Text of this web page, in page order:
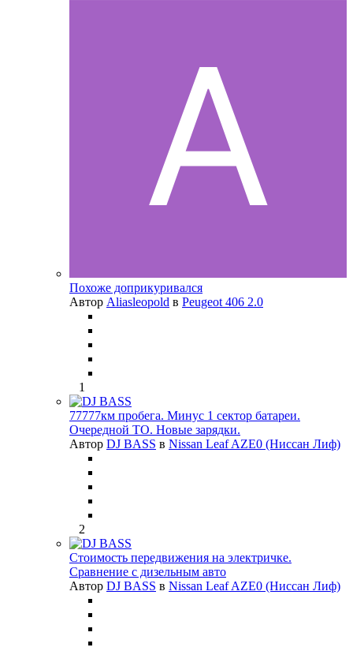
Похоже доприкуривался
Автор Aliasleopold в Peugeot 406 2.0
1
77777км пробега. Минус 1 сектор батареи.
Очередной ТО. Новые зарядки.
Автор DJ BASS в Nissan Leaf AZE0 (Ниссан Лиф)
2
Стоимость передвижения на электричке.
Сравнение с дизельным авто
Автор DJ BASS в Nissan Leaf AZE0 (Ниссан Лиф)